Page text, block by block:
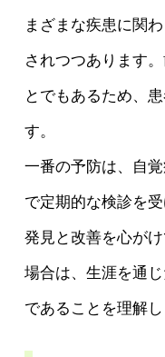
まざまな疾患に関
されつつあります
とでもあるため、
す。
一番の予防は、自
で定期的な検診を
発見と改善を心が
場合は、生涯を通
であることを理解し